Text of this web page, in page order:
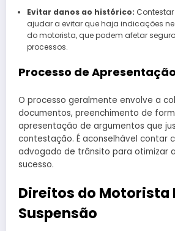
Evitar danos ao histórico:
ajudar a evitar que haja indicações
do motorista, que podem afetar
processos.
Processo de
O processo geralmente envolve a
documentos, preenchimento de
apresentação de argumentos que
contestação. É aconselhável contar
advogado de trânsito para otimizar
sucesso.
Direitos do Motorista
Suspensão